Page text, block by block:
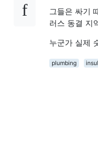
그들은 싸기
러스 동결 지
누군가 실제
plumbing